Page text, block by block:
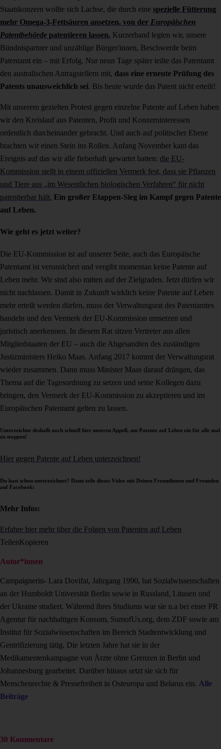
Staatskonzern wollte sich Lachse, die durch eine spezielle Fütterung
mehr Omega-3-Fettsäuren ansetzen, von der Europäischen
Patentbehörde patentieren lassen. Kurzerhand legten wir, unsere
Bündnispartner und unzählige Bürger/innen, Beschwerde beim
Patentamt ein – mit Erfolg. Nur neun Tage später teilte das Patentamt
den australischen Antragstellern mit, dass eine erneute Prüfung des
Patents unausweichlich sei. Bis heute wurde das Patent nicht erteilt!
Mit unserem gezielten Protest gegen einzelne Patente auf Leben haben
wir den Kreislauf aus Patenten, Profit und Konzerninteressen
ordentlich durcheinander gebracht. Und auch auf politischer Ebene
brachten wir einen Stein ins Rollen. Anfang November kam das
Ereignis auf das wir alle fieberhaft gewartet hatten: die EU-
Kommission stellt in einem offiziellen Vermerk fest, dass sie Pflanzen
und Tiere aus „im Wesentlichen biologischen Verfahren“ für nicht
patentierbar hält. Ein großer Etappen-Sieg im Kampf gegen Patente
auf Leben.
Wie geht es jetzt weiter?
Die EU-Kommission ist auf unserer Seite, auch das Europäische
Patentamt ist verunsichert und vergibt momentan keine Patente auf
Leben mehr. Wir sind also mitten auf der Zielgraden. Jetzt dürfen wir
nicht nachlassen. Damit in Zukunft wirklich keine Patente auf Leben
mehr erteilt werden dürfen, muss der Verwaltungsrat des Patentamtes
handeln und den Vermerk der EU-Kommission umsetzen und
juristisch anerkennen. In diesem Rat sitzen Vertreter aus allen
Mitgliedstaaten der EU – auch die Abgesandten des zuständigen
Justizministers Heiko Maas. Anfang 2017 kommt der Verwaltungsrat
wieder zusammen. Dann muss Minister Maas darauf drängen, das
Thema auf die Tagesordnung zu setzen und seine Kollegen dazu
bringen, den Vermerk der EU-Kommission zu akzeptieren und im
Europäischen Patentamt gelten zu lassen.
Unterzeichne deshalb noch schnell hier unseren Appell, um Patente auf Leben ein für alle mal
zu stoppen!
Hier gegen Patente auf Leben unterzeichnen!
Du hast schon unterzeichnet? Dann teile dieses Video mit Deinen Freundinnen und Freunden
auf Facebook:
Mehr Infos:
Erfahre hier mehr über die Folgen von Patenten auf Leben
Teilen Kopieren
Autor*innen
Campaignerin- Lara Dovifat, Jahrgang 1990, hat Sozialwissenschaften
an der Humboldt Universität Berlin sowie in Russland, Litauen und
der Ukraine studiert. Während ihres Studiums war sie u.a bei einer PR
Agentur für nachhaltigen Konsum, SumofUs.org, dem ZDF sowie am
Institut für Sozialwissenschaften im Bereich Stadtentwicklung und
Gentrifizierung tätig. Die letzten Jahre hat sie in der
Medikamentenkampagne von Ärzte ohne Grenzen in Berlin und
Johannesburg gearbeitet. Darüber hinaus setzt sie sich für
Menschenrechte & Pressefreiheit in Osteuropa und Belarus ein. Alle
Beiträge
30 Kommentare